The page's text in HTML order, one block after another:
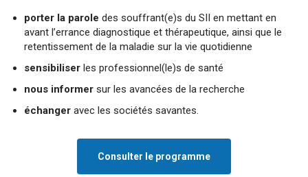
porter la parole des souffrant(e)s du SII en mettant en
avant l’errance diagnostique et thérapeutique, ainsi que le
retentissement de la maladie sur la vie quotidienne
sensibiliser les professionnel(le)s de santé
nous informer sur les avancées de la recherche
échanger avec les sociétés savantes.
Consulter le programme